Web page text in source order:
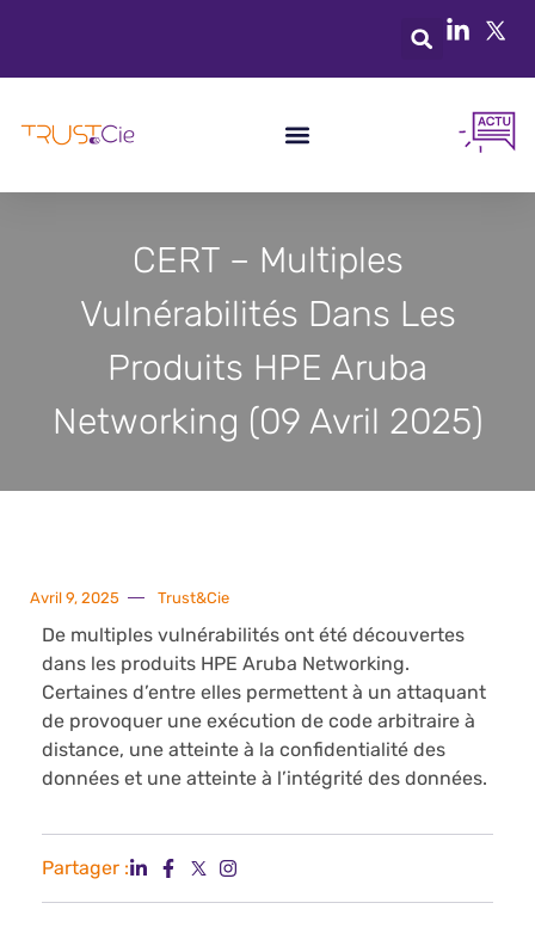
CERT – Multiples
Vulnérabilités Dans Les
Produits HPE Aruba
Networking (09 Avril 2025)
Avril 9, 2025 Trust&Cie
De multiples vulnérabilités ont été découvertes
dans les produits HPE Aruba Networking.
Certaines d’entre elles permettent à un attaquant
de provoquer une exécution de code arbitraire à
distance, une atteinte à la confidentialité des
données et une atteinte à l’intégrité des données.
Partager :